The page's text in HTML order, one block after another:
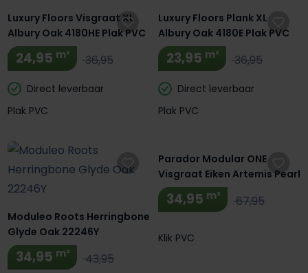
Luxury Floors Visgraat XL
Albury Oak 4180HE Plak PVC
24,95 m² 36,95
Direct leverbaar
Plak PVC
Luxury Floors Plank XL
Albury Oak 4180E Plak PVC
23,95 m² 36,95
Direct leverbaar
Plak PVC
Moduleo Roots Herringbone
Glyde Oak 22246Y
34,95 m² 43,95
Parador Modular ONE
Visgraat Eiken Artemis Pearl
34,95 m² 67,95
Klik PVC